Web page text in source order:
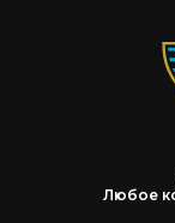
Любое